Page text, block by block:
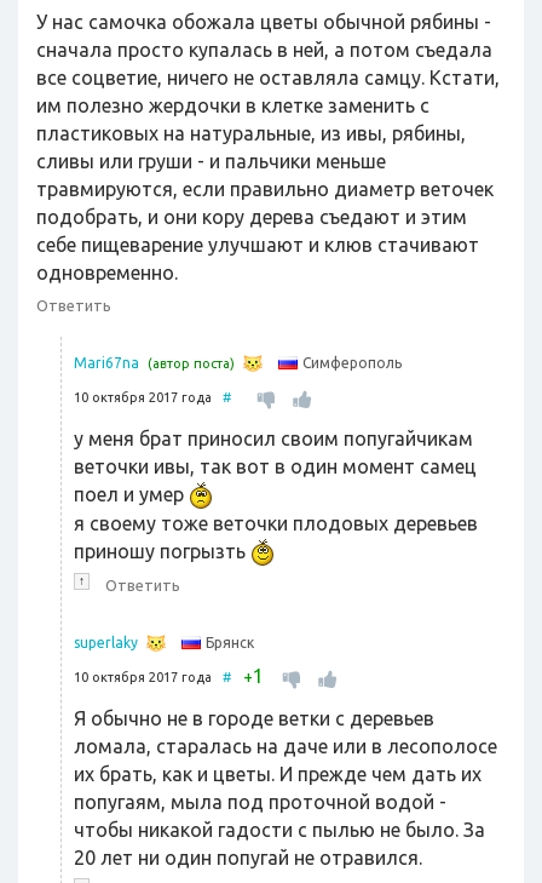
У нас самочка обожала цветы обычной рябины -
сначала просто купалась в ней, а потом съедала
все соцветие, ничего не оставляла самцу. Кстати,
им полезно жердочки в клетке заменить с
пластиковых на натуральные, из ивы, рябины,
сливы или груши - и пальчики меньше
травмируются, если правильно диаметр веточек
подобрать, и они кору дерева съедают и этим
себе пищеварение улучшают и клюв стачивают
одновременно.
Ответить
Mari67na (автор поста) Симферополь
10 октября 2017 года #
у меня брат приносил своим попугайчикам
веточки ивы, так вот в один момент самец
поел и умер
я своему тоже веточки плодовых деревьев
приношу погрызть
↑ Ответить
superlaky Брянск
10 октября 2017 года # +1
Я обычно не в городе ветки с деревьев
ломала, старалась на даче или в лесополосе
их брать, как и цветы. И прежде чем дать их
попугаям, мыла под проточной водой -
чтобы никакой гадости с пылью не было. За
20 лет ни один попугай не отравился.